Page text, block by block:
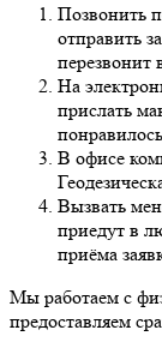
Позвонить
отправить
перезвонит
На
прислать
В офисе
Вызвать
приедут в
приёма
Мы работаем с
предоставляем